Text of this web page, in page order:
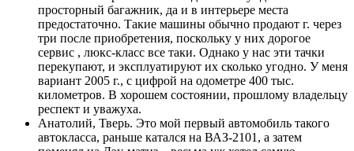
просторный багажник, да и в интерьере места
предостаточно. Такие машины обычно продают г. через
три после приобретения, поскольку у них дорогое
сервис , люкс-класс все таки. Однако у нас эти тачки
перекупают, и эксплуатируют их сколько угодно. У меня
вариант 2005 г., с цифрой на одометре 400 тыс.
километров. В хорошем состоянии, прошлому владельцу
респект и уважуха.
Анатолий, Тверь. Это мой первый автомобиль такого
автокласса, раньше катался на ВАЗ-2101, а затем